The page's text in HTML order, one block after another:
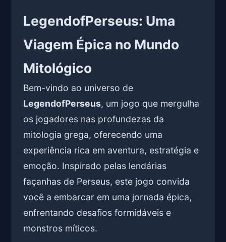
LegendofPerseus: Uma
Viagem Épica no Mundo
Mitológico
Bem-vindo ao universo de
LegendofPerseus, um jogo que mergulha
os jogadores nas profundezas da
mitologia grega, oferecendo uma
experiência rica em aventura, estratégia e
emoção. Inspirado pelas lendárias
façanhas de Perseus, este jogo convida
você a embarcar em uma jornada épica,
enfrentando desafios formidáveis e
monstros míticos.